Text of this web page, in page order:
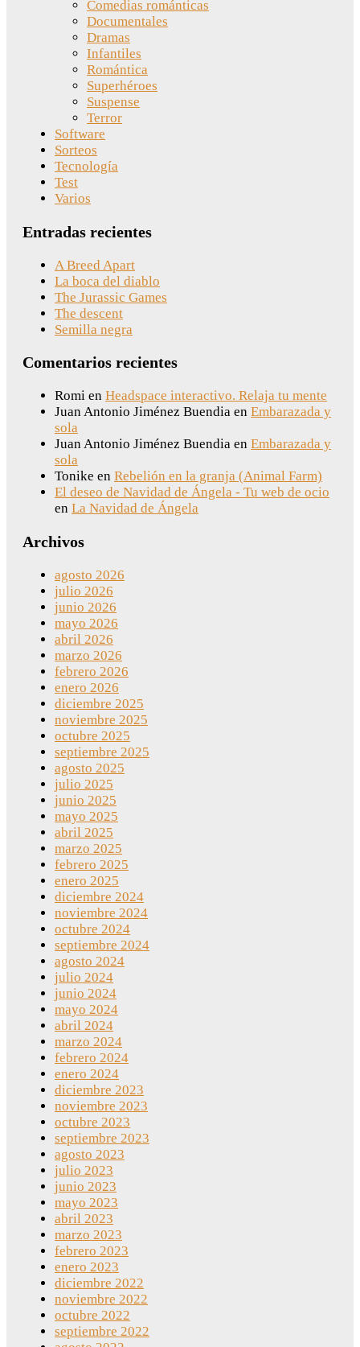
Comedias románticas
Documentales
Dramas
Infantiles
Romántica
Superhéroes
Suspense
Terror
Software
Sorteos
Tecnología
Test
Varios
Entradas recientes
A Breed Apart
La boca del diablo
The Jurassic Games
The descent
Semilla negra
Comentarios recientes
Romi en Headspace interactivo. Relaja tu mente
Juan Antonio Jiménez Buendia en Embarazada y
sola
Juan Antonio Jiménez Buendia en Embarazada y
sola
Tonike en Rebelión en la granja (Animal Farm)
El deseo de Navidad de Ángela - Tu web de ocio
en La Navidad de Ángela
Archivos
agosto 2026
julio 2026
junio 2026
mayo 2026
abril 2026
marzo 2026
febrero 2026
enero 2026
diciembre 2025
noviembre 2025
octubre 2025
septiembre 2025
agosto 2025
julio 2025
junio 2025
mayo 2025
abril 2025
marzo 2025
febrero 2025
enero 2025
diciembre 2024
noviembre 2024
octubre 2024
septiembre 2024
agosto 2024
julio 2024
junio 2024
mayo 2024
abril 2024
marzo 2024
febrero 2024
enero 2024
diciembre 2023
noviembre 2023
octubre 2023
septiembre 2023
agosto 2023
julio 2023
junio 2023
mayo 2023
abril 2023
marzo 2023
febrero 2023
enero 2023
diciembre 2022
noviembre 2022
octubre 2022
septiembre 2022